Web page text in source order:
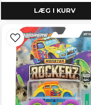
LÆG I KURV